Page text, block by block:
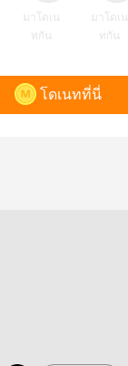
มาโดเน
ทกัน
มาโดเน
ทกัน
โดเนทที่นี่